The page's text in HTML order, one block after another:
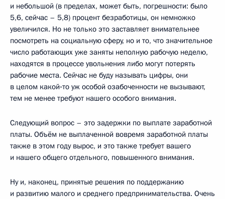
и небольшой (в пределах, может быть, погрешности: было
5,6, сейчас – 5,8) процент безработицы, он немножко
увеличился. Но не только это заставляет внимательнее
посмотреть на социальную сферу, но и то, что значительное
число работающих уже заняты неполную рабочую неделю,
находятся в процессе увольнения либо могут потерять
рабочие места. Сейчас не буду называть цифры, они
в целом какой‑то уж особой озабоченности не вызывают,
тем не менее требуют нашего особого внимания.
Следующий вопрос – это задержки по выплате заработной
платы. Объём не выплаченной вовремя заработной платы
также в этом году вырос, и это также требует вашего
и нашего общего отдельного, повышенного внимания.
Ну и, наконец, принятые решения по поддержанию
и развитию малого и среднего предпринимательства. Очень